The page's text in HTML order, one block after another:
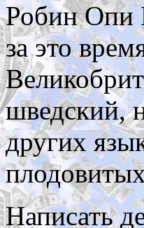
Робин Опи
за это
шведский,
других
Написать